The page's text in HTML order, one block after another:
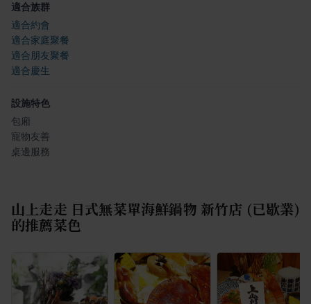
適合族群
適合約會
適合家庭聚餐
適合朋友聚餐
適合慶生
設施特色
包廂
寵物友善
桌邊服務
山上走走 日式無菜單海鮮鍋物 新竹店 (已歇業)
的推薦菜色